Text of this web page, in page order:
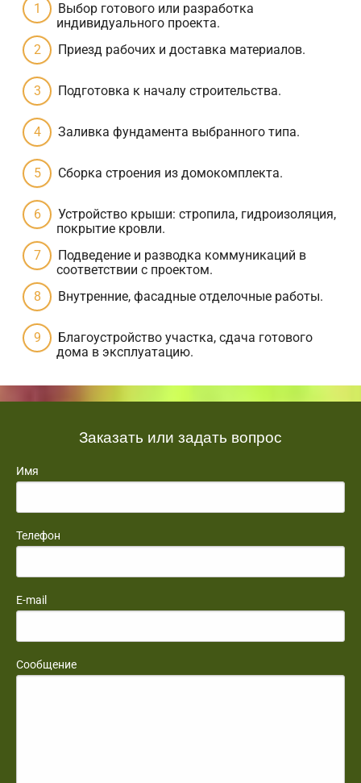
Выбор готового или разработка
индивидуального проекта.
Приезд рабочих и доставка материалов.
Подготовка к началу строительства.
Заливка фундамента выбранного типа.
Сборка строения из домокомплекта.
Устройство крыши: стропила, гидроизоляция,
покрытие кровли.
Подведение и разводка коммуникаций в
соответствии с проектом.
Внутренние, фасадные отделочные работы.
Благоустройство участка, сдача готового
дома в эксплуатацию.
Заказать или задать вопрос
Имя
Телефон
E-mail
Сообщение